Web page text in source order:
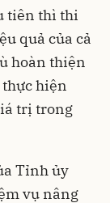
tiên thì thi
quả của cả
hoàn thiện
hiện
trị trong
Tỉnh ủy
vụ nâng